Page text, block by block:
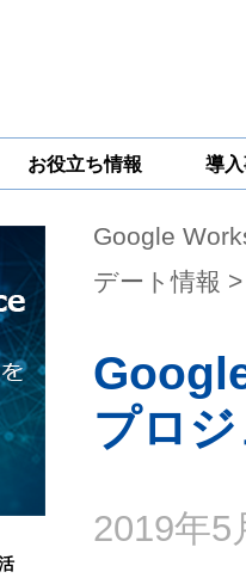
お役立ち情報
一
導
ェア
援
Google
Workspace
セキュリティ
対策サービス
Google
デート情報
プロ
2019年5